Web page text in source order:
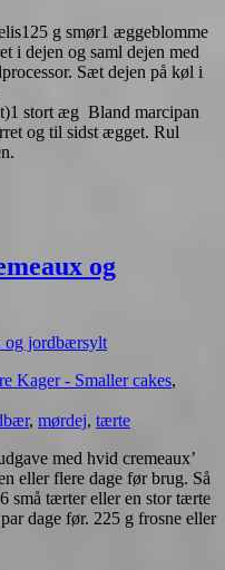
g smør1 æggeblomme
i dejen og saml dejen med
Sæt dejen på køl i
stort æg Bland marcipan
og til sidst ægget. Rul
og
Kager - Smaller cakes,
, mørdej, tærte
med hvid cremeaux’
eller flere dage før brug. Så
små tærter eller en stor tærte
dage før. 225 g frosne eller